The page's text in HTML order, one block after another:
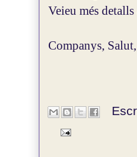
Veieu més
Companys,